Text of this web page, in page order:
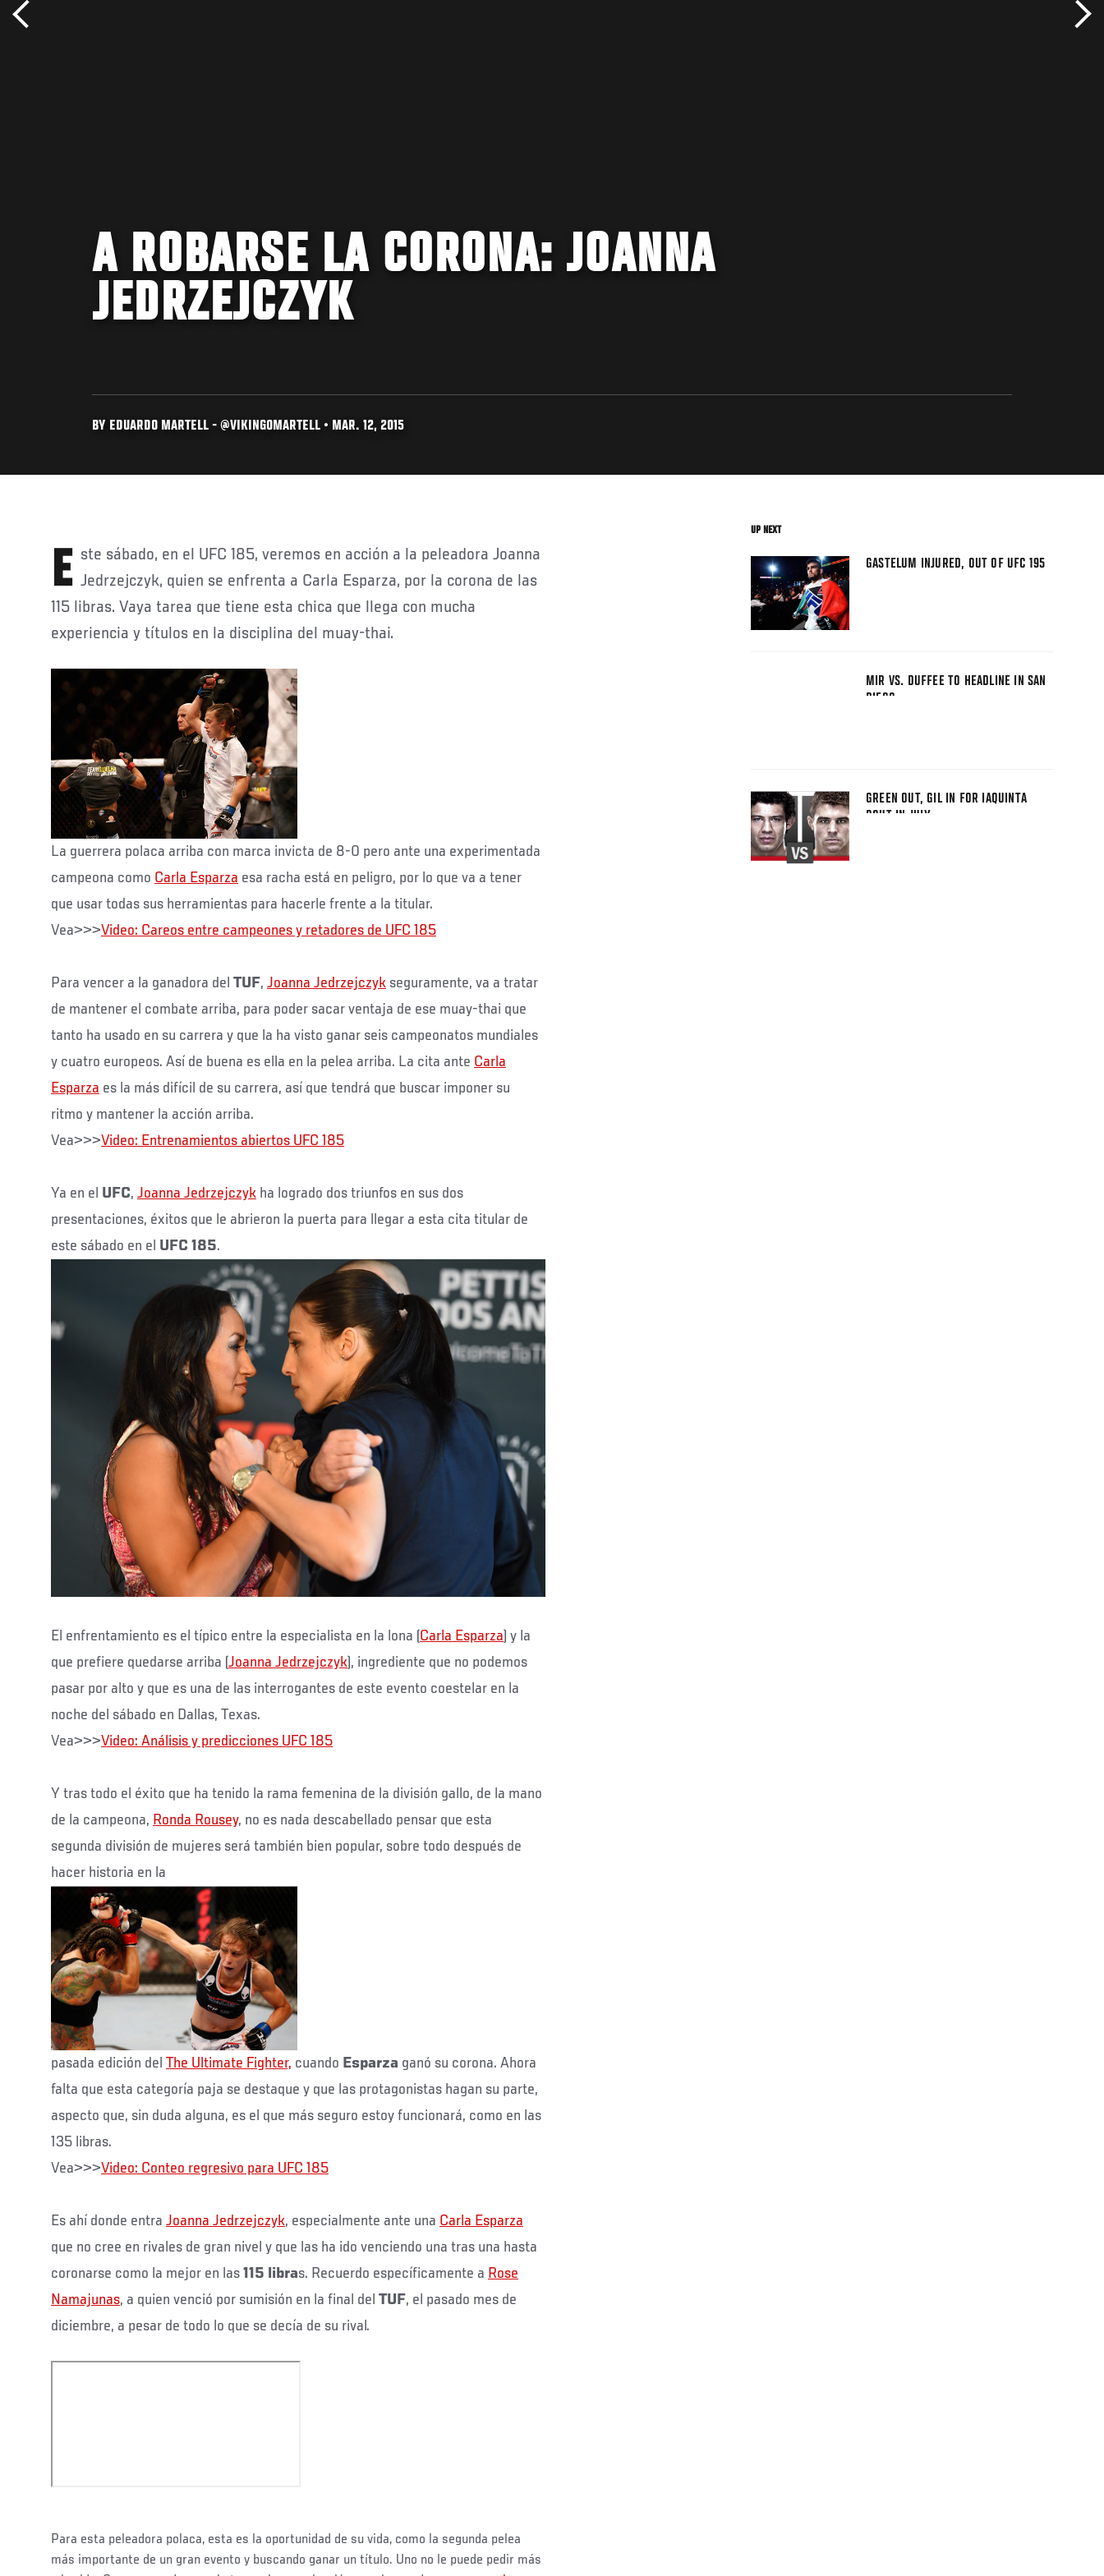
A ROBARSE LA CORONA: JOANNA
JEDRZEJCZYK
BY EDUARDO MARTELL - @VIKINGOMARTELL • MAR. 12, 2015
Este sábado, en el UFC 185, veremos en acción a la peleadora Joanna Jedrzejczyk, quien se enfrenta a Carla Esparza, por la corona de las
115 libras. Vaya tarea que tiene esta chica que llega con mucha
experiencia y títulos en la disciplina del muay-thai.
La guerrera polaca arriba con marca invicta de 8-0 pero ante una experimentada
campeona como Carla Esparza esa racha está en peligro, por lo que va a tener
que usar todas sus herramientas para hacerle frente a la titular.
Vea>>>Video: Careos entre campeones y retadores de UFC 185
Para vencer a la ganadora del TUF, Joanna Jedrzejczyk seguramente, va a tratar
de mantener el combate arriba, para poder sacar ventaja de ese muay-thai que
tanto ha usado en su carrera y que la ha visto ganar seis campeonatos mundiales
y cuatro europeos. Así de buena es ella en la pelea arriba. La cita ante Carla
Esparza es la más difícil de su carrera, así que tendrá que buscar imponer su
ritmo y mantener la acción arriba.
Vea>>>Video: Entrenamientos abiertos UFC 185
Ya en el UFC, Joanna Jedrzejczyk ha logrado dos triunfos en sus dos
presentaciones, éxitos que le abrieron la puerta para llegar a esta cita titular de
este sábado en el UFC 185.
El enfrentamiento es el típico entre la especialista en la lona ( Carla Esparza ) y la
que prefiere quedarse arriba ( Joanna Jedrzejczyk ), ingrediente que no podemos
pasar por alto y que es una de las interrogantes de este evento coestelar en la
noche del sábado en Dallas, Texas.
Vea>>>Video: Análisis y predicciones UFC 185
Y tras todo el éxito que ha tenido la rama femenina de la división gallo, de la mano
de la campeona, Ronda Rousey, no es nada descabellado pensar que esta
segunda división de mujeres será también bien popular, sobre todo después de
hacer historia en la
pasada edición del The Ultimate Fighter, cuando Esparza ganó su corona. Ahora
falta que esta categoría paja se destaque y que las protagonistas hagan su parte,
aspecto que, sin duda alguna, es el que más seguro estoy funcionará, como en las
135 libras.
Vea>>>Video: Conteo regresivo para UFC 185
Es ahí donde entra Joanna Jedrzejczyk, especialmente ante una Carla Esparza
que no cree en rivales de gran nivel y que las ha ido venciendo una tras una hasta
coronarse como la mejor en las 115 libras. Recuerdo específicamente a Rose
Namajunas, a quien venció por sumisión en la final del TUF, el pasado mes de
diciembre, a pesar de todo lo que se decía de su rival.
Para esta peleadora polaca, esta es la oportunidad de su vida, como la segunda pelea
más importante de un gran evento y buscando ganar un título. Uno no le puede pedir más
UP NEXT
GASTELUM INJURED, OUT OF UFC 195
MIR VS. DUFFEE TO HEADLINE IN SAN
DIEGO
GREEN OUT, GIL IN FOR IAQUINTA
BOUT IN JULY